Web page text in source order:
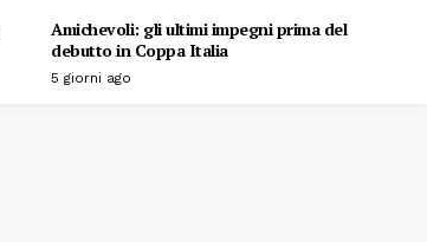
Amichevoli: gli ultimi impegni prima del
debutto in Coppa Italia
5 giorni ago